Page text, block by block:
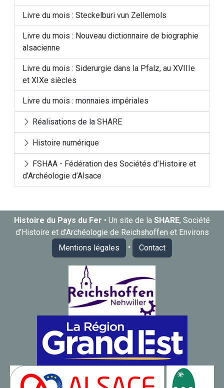
Livre du mois : Steckelburi vun Zellemols
Livre du mois : Nouveau dictionnaire de biographie
alsacienne
Livre du mois : Siderurgie dans la Pfalz, au XVIIIe
et XIXe siècles
Livre du mois : monnaies impériales
Réalisations de la SHARE
Histoire numérique
FSHAA - Fédération des Sociétés d’Histoire et
d’Archéologie d’Alsace
Histoire du Pays du Fer • Un site de la SHARE, Société
d’Histoire et d’Archéologie de Reichshoffen et Environs
Mentions légales
• Contact